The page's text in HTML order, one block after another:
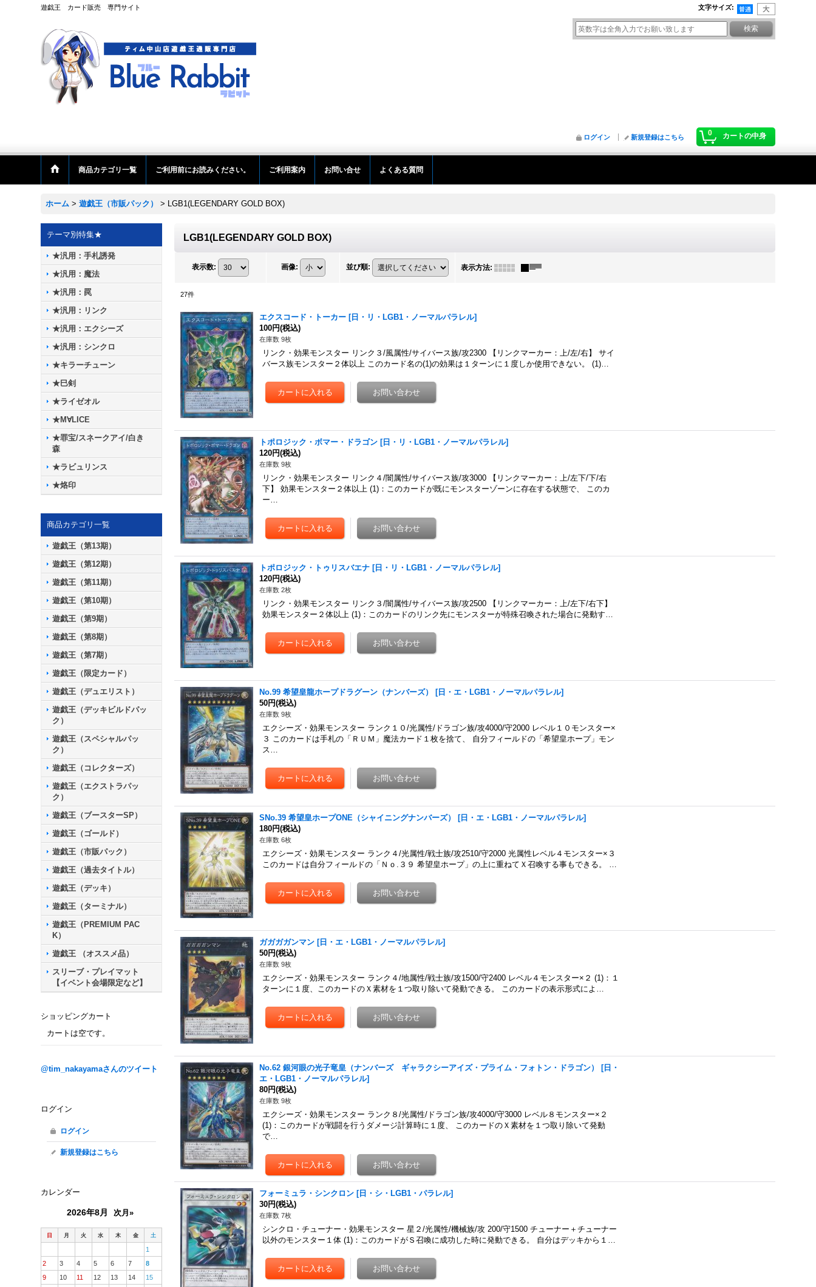
遊戯王 カード販売 専門サイト 文字サイズ:
0 カートの中身
ログイン 新規登録はこちら
商品カテゴリ一覧 ご利用前にお読みください。 ご利用案内 お問い合せ よくある質問
ホーム > 遊戯王（市販パック） > LGB1(LEGENDARY GOLD BOX)
テーマ別特集★
★汎用：手札誘発
★汎用：魔法
★汎用：罠
★汎用：リンク
★汎用：エクシーズ
★汎用：シンクロ
★キラーチューン
★巳剣
★ライゼオル
★M∀LICE
★罪宝/スネークアイ/白き
森
★ラビュリンス
★烙印
商品カテゴリ一覧
遊戯王（第13期）
遊戯王（第12期）
遊戯王（第11期）
遊戯王（第10期）
遊戯王（第9期）
遊戯王（第8期）
遊戯王（第7期）
遊戯王（限定カード）
遊戯王（デュエリスト）
遊戯王（デッキビルドパッ
ク）
遊戯王（スペシャルパッ
ク）
遊戯王（コレクターズ）
遊戯王（エクストラパッ
ク）
遊戯王（ブースターSP）
遊戯王（ゴールド）
遊戯王（市販パック）
遊戯王（過去タイトル）
遊戯王（デッキ）
遊戯王（ターミナル）
遊戯王（PREMIUM PAC
K）
遊戯王 （オススメ品）
スリーブ・プレイマット
【イベント会場限定など】
ショッピングカート
カートは空です。
@tim_nakayamaさんのツイート
ログイン
ログイン
新規登録はこちら
カレンダー
2026年8月 次月»
日 月 火 水 木 金 土
1
2
3 4 5 6 7
8
9
10 11 12 13 14
15
LGB1(LEGENDARY GOLD BOX)
表示数: 画像: 並び順: 表示方法:
27件
エクスコード・トーカー [日・リ・LGB1・ノーマルパラレル]
100円(税込)
在庫数 9枚
リンク・効果モンスター リンク３/風属性/サイバース族/攻2300 【リンクマーカー：上/左/右】 サイ
バース族モンスター２体以上 このカード名の(1)の効果は１ターンに１度しか使用できない。 (1)…
トポロジック・ボマー・ドラゴン [日・リ・LGB1・ノーマルパラレル]
120円(税込)
在庫数 9枚
リンク・効果モンスター リンク４/闇属性/サイバース族/攻3000 【リンクマーカー：上/左下/下/右
下】 効果モンスター２体以上 (1)：このカードが既にモンスターゾーンに存在する状態で、 このカ
ー…
トポロジック・トゥリスバエナ [日・リ・LGB1・ノーマルパラレル]
120円(税込)
在庫数 2枚
リンク・効果モンスター リンク３/闇属性/サイバース族/攻2500 【リンクマーカー：上/左下/右下】
効果モンスター２体以上 (1)：このカードのリンク先にモンスターが特殊召喚された場合に発動す…
No.99 希望皇龍ホープドラグーン（ナンバーズ） [日・エ・LGB1・ノーマルパラレル]
50円(税込)
在庫数 9枚
エクシーズ・効果モンスター ランク１０/光属性/ドラゴン族/攻4000/守2000 レベル１０モンスター×
３ このカードは手札の「ＲＵＭ」魔法カード１枚を捨て、 自分フィールドの「希望皇ホープ」モン
ス…
SNo.39 希望皇ホープONE（シャイニングナンバーズ） [日・エ・LGB1・ノーマルパラレル]
180円(税込)
在庫数 6枚
エクシーズ・効果モンスター ランク４/光属性/戦士族/攻2510/守2000 光属性レベル４モンスター×３
このカードは自分フィールドの「Ｎｏ.３９ 希望皇ホープ」の上に重ねてＸ召喚する事もできる。 …
ガガガガンマン [日・エ・LGB1・ノーマルパラレル]
50円(税込)
在庫数 9枚
エクシーズ・効果モンスター ランク４/地属性/戦士族/攻1500/守2400 レベル４モンスター×２ (1)：１
ターンに１度、このカードのＸ素材を１つ取り除いて発動できる。 このカードの表示形式によ…
No.62 銀河眼の光子竜皇（ナンバーズ ギャラクシーアイズ・プライム・フォトン・ドラゴン） [日・
エ・LGB1・ノーマルパラレル]
80円(税込)
在庫数 9枚
エクシーズ・効果モンスター ランク８/光属性/ドラゴン族/攻4000/守3000 レベル８モンスター×２
(1)：このカードが戦闘を行うダメージ計算時に１度、 このカードのＸ素材を１つ取り除いて発動
で…
フォーミュラ・シンクロン [日・シ・LGB1・パラレル]
30円(税込)
在庫数 7枚
シンクロ・チューナー・効果モンスター 星２/光属性/機械族/攻 200/守1500 チューナー＋チューナー
以外のモンスター１体 (1)：このカードがＳ召喚に成功した時に発動できる。 自分はデッキから１…